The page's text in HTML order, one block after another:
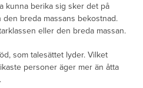
kunna berika sig sker det på
breda massans bekostnad.
eller den breda massan.
som talesättet lyder. Vilket
personer äger mer än åtta